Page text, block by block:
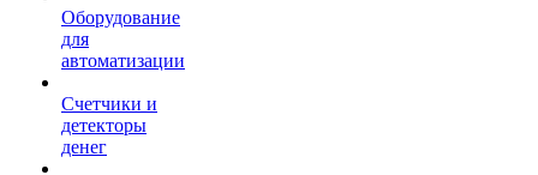
Оборудование
для
автоматизации
Счетчики и
детекторы
денег